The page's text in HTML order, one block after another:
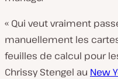
« Qui veut vraiment
manuellement les
feuilles de calcul pour
Chrissy Stengel au New